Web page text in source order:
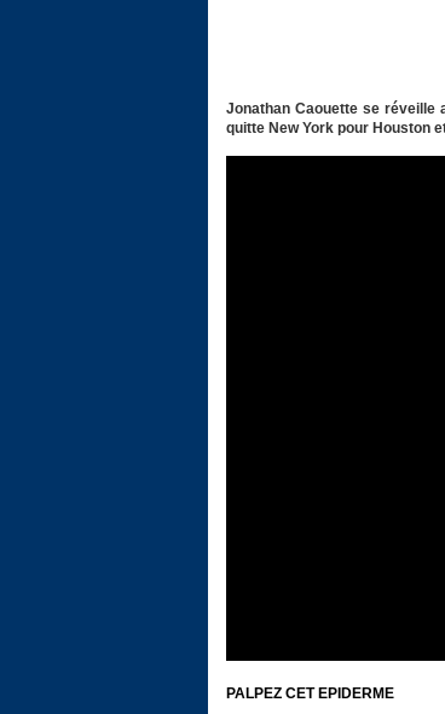
Jonathan Caouette se réveille
quitte New York pour Houston
PALPEZ CET EPIDERME